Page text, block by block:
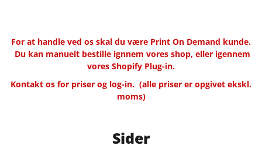
For at handle ved os skal du være Print On Demand kunde.
Du kan manuelt bestille ignnem vores shop, eller igennem
vores Shopify Plug-in.
Kontakt os for priser og log-in. (alle priser er opgivet ekskl.
moms)
Sider